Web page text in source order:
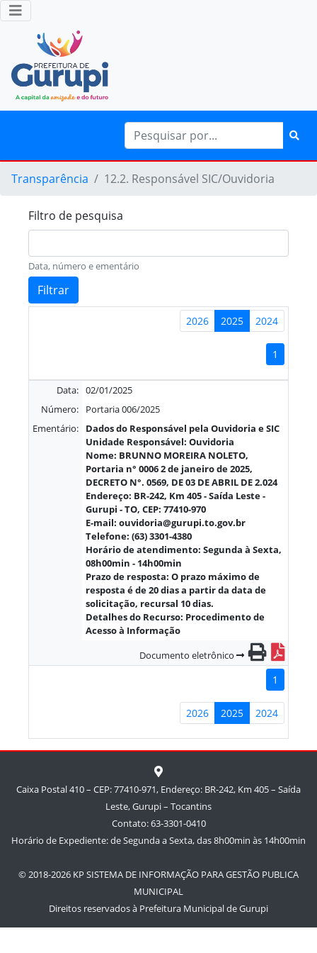
Transparência 12.2. Responsável SIC/Ouvidoria
Filtro de pesquisa
Data, número e ementário
Filtrar
2026 2025 2024
1
Data: 02/01/2025
Número:
Portaria 006/2025
Ementário:
Dados do Responsável pela Ouvidoria e SIC
Unidade Responsável: Ouvidoria
Nome: BRUNNO MOREIRA NOLETO,
Portaria n° 0006 2 de janeiro de 2025,
DECRETO N°. 0569, DE 03 DE ABRIL DE 2.024
Endereço: BR-242, Km 405 - Saída Leste -
Gurupi - TO, CEP: 77410-970
E-mail: ouvidoria@gurupi.to.gov.br
Telefone: (63) 3301-4380
Horário de atendimento: Segunda à Sexta,
08h00min - 14h00min
Prazo de resposta: O prazo máximo de
resposta é de 20 dias a partir da data de
solicitação, recursal 10 dias.
Detalhes do Recurso: Procedimento de
Acesso à Informação
Documento eletrônico
1
2026 2025 2024
Caixa Postal 410 – CEP: 77410-971, Endereço: BR-242, Km 405 – Saída
Leste, Gurupi – Tocantins
Contato: 63-3301-0410
Horário de Expediente: de Segunda a Sexta, das 8h00min às 14h00min
© 2018-2026 KP SISTEMA DE INFORMAÇÃO PARA GESTÃO PUBLICA
MUNICIPAL
Direitos reservados à Prefeitura Municipal de Gurupi